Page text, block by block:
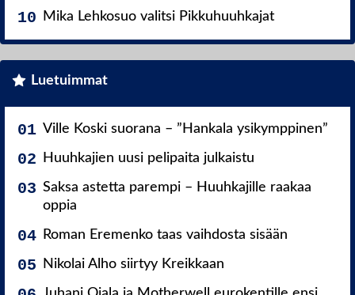
Mika Lehkosuo valitsi Pikkuhuuhkajat
Luetuimmat
Ville Koski suorana – ”Hankala ysikymppinen”
Huuhkajien uusi pelipaita julkaistu
Saksa astetta parempi – Huuhkajille raakaa
oppia
Roman Eremenko taas vaihdosta sisään
Nikolai Alho siirtyy Kreikkaan